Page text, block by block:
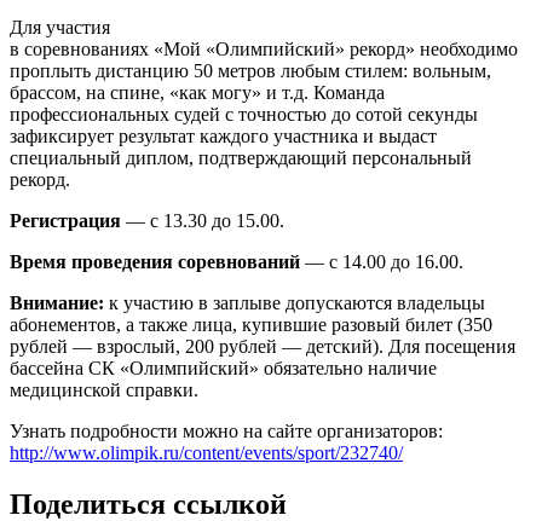
Для участия
в соревнованиях «Мой «Олимпийский» рекорд» необходимо
проплыть дистанцию 50 метров любым стилем: вольным,
брассом, на спине, «как могу» и т.д. Команда
профессиональных судей с точностью до сотой секунды
зафиксирует результат каждого участника и выдаст
специальный диплом, подтверждающий персональный
рекорд.
Регистрация — с 13.30 до 15.00.
Время проведения соревнований — с 14.00 до 16.00.
Внимание: к участию в заплыве допускаются владельцы
абонементов, а также лица, купившие разовый билет (350
рублей — взрослый, 200 рублей — детский). Для посещения
бассейна СК «Олимпийский» обязательно наличие
медицинской справки.
Узнать подробности можно на сайте организаторов:
http://www.olimpik.ru/content/events/sport/232740/
Поделиться ссылкой